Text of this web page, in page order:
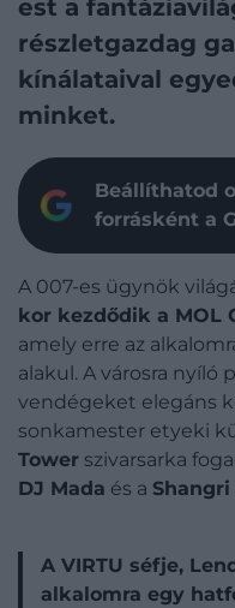
est a
részletgazdag
kínálataival
minket.
Beállíthatod
forrásként a
A 007-es ügynök
kor kezdődik a MOL
amely erre az
alakul. A városra nyíló
vendégeket elegáns
sonkamester etyeki
Tower szivarsarka
DJ Mada és a Shangri
A VIRTU séfje,
alkalomra egy